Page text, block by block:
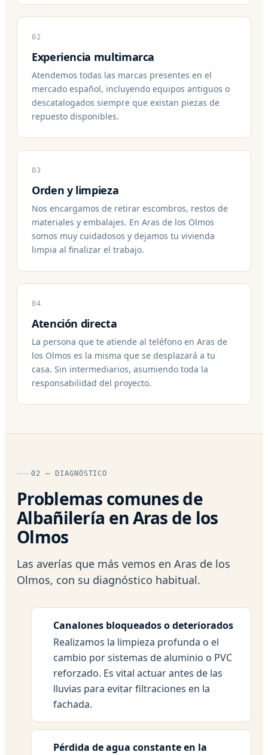
02
Experiencia multimarca
Atendemos todas las marcas presentes en el
mercado español, incluyendo equipos antiguos o
descatalogados siempre que existan piezas de
repuesto disponibles.
03
Orden y limpieza
Nos encargamos de retirar escombros, restos de
materiales y embalajes. En Aras de los Olmos
somos muy cuidadosos y dejamos tu vivienda
limpia al finalizar el trabajo.
04
Atención directa
La persona que te atiende al teléfono en Aras de
los Olmos es la misma que se desplazará a tu
casa. Sin intermediarios, asumiendo toda la
responsabilidad del proyecto.
02 — DIAGNÓSTICO
Problemas comunes de
Albañilería en Aras de los
Olmos
Las averías que más vemos en Aras de los
Olmos, con su diagnóstico habitual.
Canalones bloqueados o deteriorados
Realizamos la limpieza profunda o el
cambio por sistemas de aluminio o PVC
reforzado. Es vital actuar antes de las
lluvias para evitar filtraciones en la
fachada.
Pérdida de agua constante en la